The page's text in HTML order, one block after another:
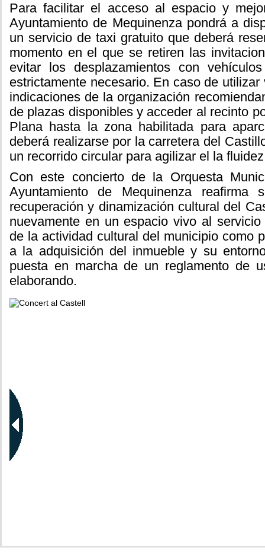
Para facilitar el acceso al espacio y
Ayuntamiento de Mequinenza pondrá a
un servicio de taxi gratuito que deberá
momento en el que se retiren las
evitar los desplazamientos con
estrictamente necesario. En caso de
indicaciones de la organización
de plazas disponibles y acceder al recinto
Plana hasta la zona habilitada para
deberá realizarse por la carretera del
un recorrido circular para agilizar el la
Con este concierto de la Orquesta
Ayuntamiento de Mequinenza reafirma
recuperación y dinamización cultural del
nuevamente en un espacio vivo al
de la actividad cultural del municipio como
a la adquisición del inmueble y su
puesta en marcha de un reglamento de
elaborando.